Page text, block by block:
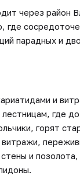
через район
где
парадных и
и
где до
горят
и позолота,